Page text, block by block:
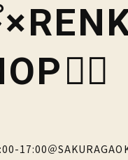
17:00＠